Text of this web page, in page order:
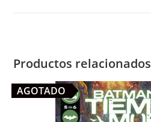
Productos relacionados
AGOTADO